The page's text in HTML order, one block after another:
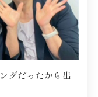
グだったから出